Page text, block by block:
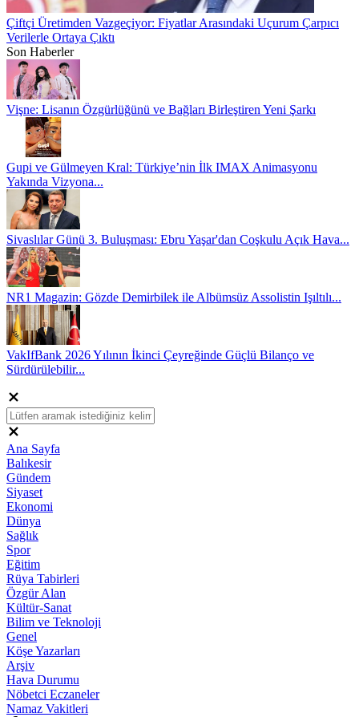
Çiftçi Üretimden Vazgeçiyor: Fiyatlar Arasındaki Uçurum Çarpıcı
Verilerle Ortaya Çıktı
Son Haberler
Vişne: Lisanın Özgürlüğünü ve Bağları Birleştiren Yeni Şarkı
Gupi ve Gülmeyen Kral: Türkiye’nin İlk IMAX Animasyonu
Yakında Vizyona...
Sivaslılar Günü 3. Buluşması: Ebru Yaşar'dan Coşkulu Açık Hava...
NR1 Magazin: Gözde Demirbilek ile Albümsüz Assolistin Işıltılı...
VakIfBank 2026 Yılının İkinci Çeyreğinde Güçlü Bilanço ve
Sürdürülebilir...
Ana Sayfa
Balıkesir
Gündem
Siyaset
Ekonomi
Dünya
Sağlık
Spor
Eğitim
Rüya Tabirleri
Özgür Alan
Kültür-Sanat
Bilim ve Teknoloji
Genel
Köşe Yazarları
Arşiv
Hava Durumu
Nöbetci Eczaneler
Namaz Vakitleri